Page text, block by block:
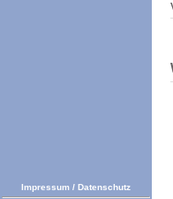
Impressum / Datenschutz